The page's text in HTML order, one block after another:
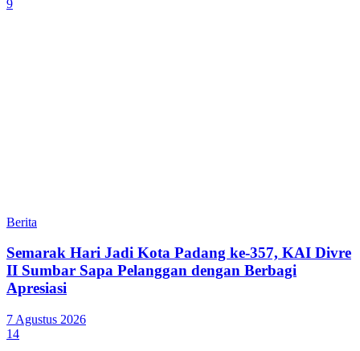
9
Berita
Semarak Hari Jadi Kota Padang ke-357, KAI Divre
II Sumbar Sapa Pelanggan dengan Berbagi
Apresiasi
7 Agustus 2026
14